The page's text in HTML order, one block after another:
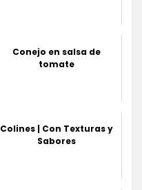
Conejo en salsa de
tomate
Colines | Con Texturas y
Sabores